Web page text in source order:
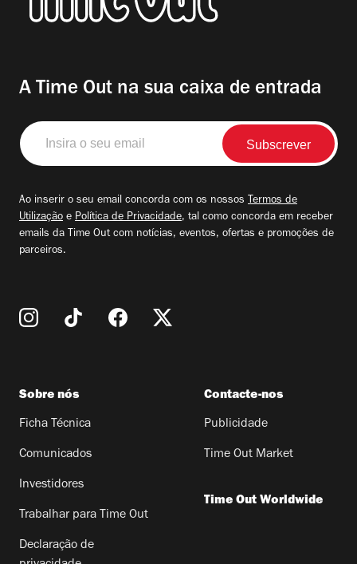
A Time Out na sua caixa de entrada
Insira
o
seu
Ao inserir o seu email concorda com os nossos Termos de
Utilização e Política de Privacidade, tal como concorda em receber
emails da Time Out com notícias, eventos, ofertas e promoções de
parceiros.
Sobre nós
Ficha Técnica
Comunicados
Investidores
Trabalhar para Time Out
Declaração de
Contacte-nos
Publicidade
Time Out Market
Time Out Worldwide